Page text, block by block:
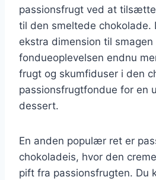
passionsfrugt ved at
til den smeltede chokolade.
ekstra dimension til smagen
fondueoplevelsen endnu
frugt og skumfiduser i den
passionsfrugtfondue for en
dessert.
En anden populær ret er
chokoladeis, hvor den
pift fra passionsfrugten. Du